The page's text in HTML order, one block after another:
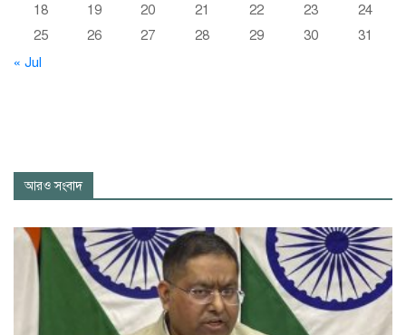
18
19 20 21 22 23
24
25
26 27 28 29 30
31
« Jul
আরও সংবাদ